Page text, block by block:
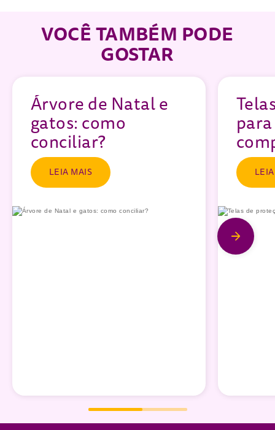
VOCÊ TAMBÉM PODE
GOSTAR
Árvore de Natal e
gatos: como
conciliar?
LEIA MAIS